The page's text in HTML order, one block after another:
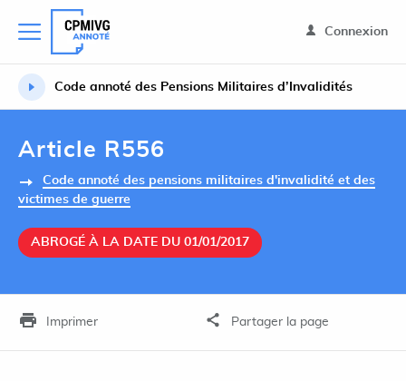
Connexion
Code annoté des Pensions Militaires d’Invalidités
Article R556
Code annoté des pensions militaires d'invalidité et des
victimes de guerre
ABROGÉ À LA DATE DU 01/01/2017
Imprimer Partager la page